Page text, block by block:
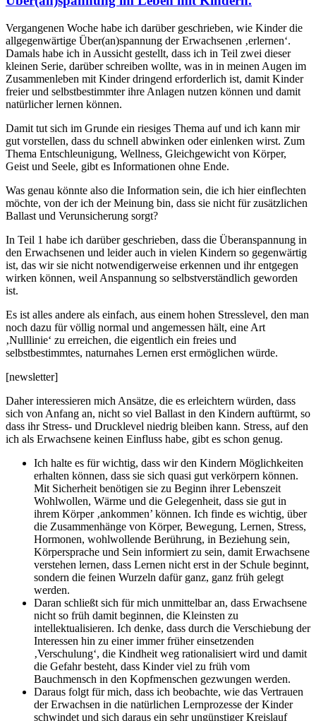
Vergangenen Woche habe ich darüber geschrieben, wie Kinder die
allgegenwärtige Über(an)spannung der Erwachsenen ‚erlernen‘.
Damals habe ich in Aussicht gestellt, dass ich in Teil zwei dieser
kleinen Serie, darüber schreiben wollte, was in in meinen Augen im
Zusammenleben mit Kinder dringend erforderlich ist, damit Kinder
freier und selbstbestimmter ihre Anlagen nutzen können und damit
natürlicher lernen können.
Damit tut sich im Grunde ein riesiges Thema auf und ich kann mir
gut vorstellen, dass du schnell abwinken oder einlenken wirst. Zum
Thema Entschleunigung, Wellness, Gleichgewicht von Körper,
Geist und Seele, gibt es Informationen ohne Ende.
Was genau könnte also die Information sein, die ich hier einflechten
möchte, von der ich der Meinung bin, dass sie nicht für zusätzlichen
Ballast und Verunsicherung sorgt?
In Teil 1 habe ich darüber geschrieben, dass die Überanspannung in
den Erwachsenen und leider auch in vielen Kindern so gegenwärtig
ist, das wir sie nicht notwendigerweise erkennen und ihr entgegen
wirken können, weil Anspannung so selbstverständlich geworden
ist.
Es ist alles andere als einfach, aus einem hohen Stresslevel, den man
noch dazu für völlig normal und angemessen hält, eine Art
‚Nulllinie‘ zu erreichen, die eigentlich ein freies und
selbstbestimmtes, naturnahes Lernen erst ermöglichen würde.
[newsletter]
Daher interessieren mich Ansätze, die es erleichtern würden, dass
sich von Anfang an, nicht so viel Ballast in den Kindern auftürmt, so
dass ihr Stress- und Drucklevel niedrig bleiben kann. Stress, auf den
ich als Erwachsene keinen Einfluss habe, gibt es schon genug.
Ich halte es für wichtig, dass wir den Kindern Möglichkeiten
erhalten können, dass sie sich quasi gut verkörpern können.
Mit Sicherheit benötigen sie zu Beginn ihrer Lebenszeit
Wohlwollen, Wärme und die Gelegenheit, dass sie gut in
ihrem Körper ‚ankommen’ können. Ich finde es wichtig, über
die Zusammenhänge von Körper, Bewegung, Lernen, Stress,
Hormonen, wohlwollende Berührung, in Beziehung sein,
Körpersprache und Sein informiert zu sein, damit Erwachsene
verstehen lernen, dass Lernen nicht erst in der Schule beginnt,
sondern die feinen Wurzeln dafür ganz, ganz früh gelegt
werden.
Daran schließt sich für mich unmittelbar an, dass Erwachsene
nicht so früh damit beginnen, die Kleinsten zu
intellektualisieren. Ich denke, dass durch die Verschiebung der
Interessen hin zu einer immer früher einsetzenden
‚Verschulung‘, die Kindheit weg rationalisiert wird und damit
die Gefahr besteht, dass Kinder viel zu früh vom
Bauchmensch in den Kopfmenschen gezwungen werden.
Daraus folgt für mich, dass ich beobachte, wie das Vertrauen
der Erwachsen in die natürlichen Lernprozesse der Kinder
schwindet und sich daraus ein sehr ungünstiger Kreislauf